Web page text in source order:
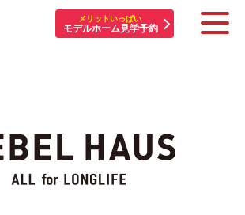
メリットいっぱい
モデルホーム見学予約